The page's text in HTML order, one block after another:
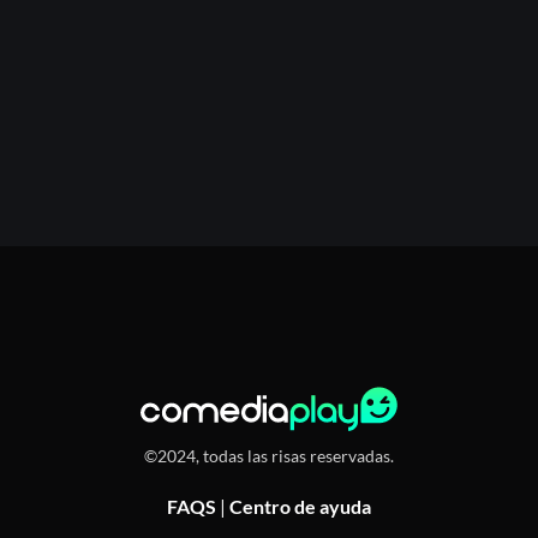
©2024, todas las risas reservadas.
FAQS | Centro de ayuda